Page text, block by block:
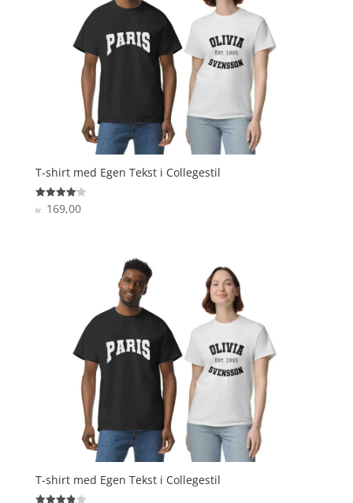
T-shirt med Egen Tekst i Collegestil
Vurderet
4.1
kr. 169,00
T-shirt med Egen Tekst i Collegestil